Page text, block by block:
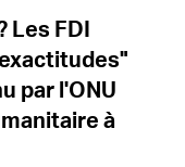
Les FDI
par l'ONU
à